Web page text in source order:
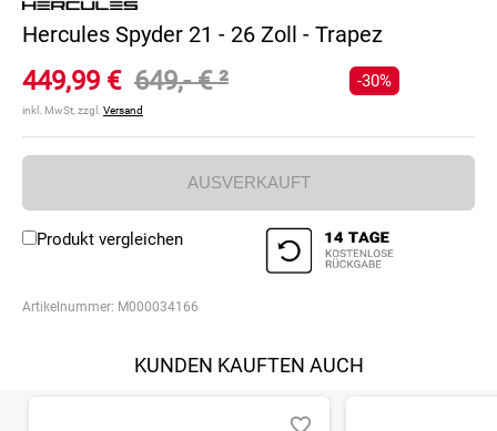
Hercules Spyder 21 - 26 Zoll - Trapez
449,99 € 649,- €²
inkl. MwSt, zzgl. Versand
-30%
AUSVERKAUFT
Produkt vergleichen
Artikelnummer: M000034166
KUNDEN KAUFTEN AUCH